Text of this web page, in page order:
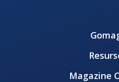
Magazine